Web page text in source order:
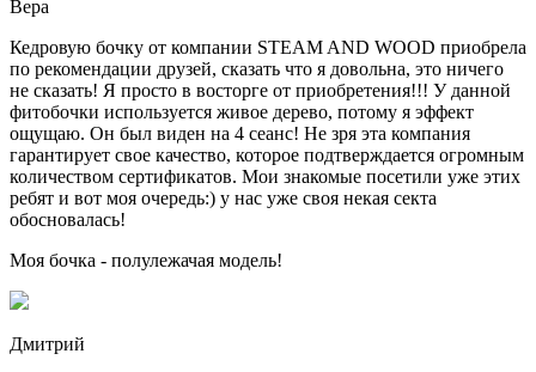
Вера
Кедровую бочку от компании STEAM AND WOOD приобрела
по рекомендации друзей, сказать что я довольна, это ничего
не сказать! Я просто в восторге от приобретения!!! У данной
фитобочки используется живое дерево, потому я эффект
ощущаю. Он был виден на 4 сеанс! Не зря эта компания
гарантирует свое качество, которое подтверждается огромным
количеством сертификатов. Мои знакомые посетили уже этих
ребят и вот моя очередь:) у нас уже своя некая секта
обосновалась!
Моя бочка - полулежачая модель!
Дмитрий